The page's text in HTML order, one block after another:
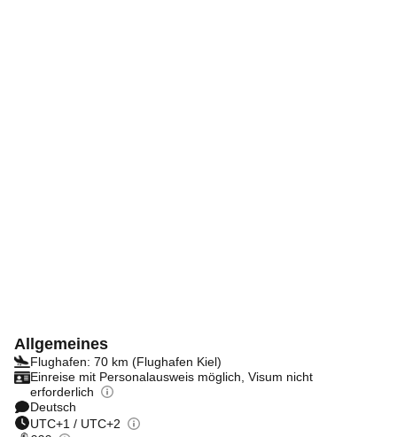
Allgemeines
Flughafen: 70 km (Flughafen Kiel)
Einreise mit Personalausweis möglich, Visum nicht
erforderlich
Deutsch
UTC+1 / UTC+2